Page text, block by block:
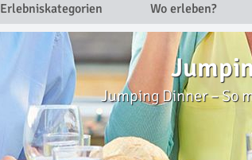
Erlebniskategorien Wo erleben?
Jumping Dinner – So